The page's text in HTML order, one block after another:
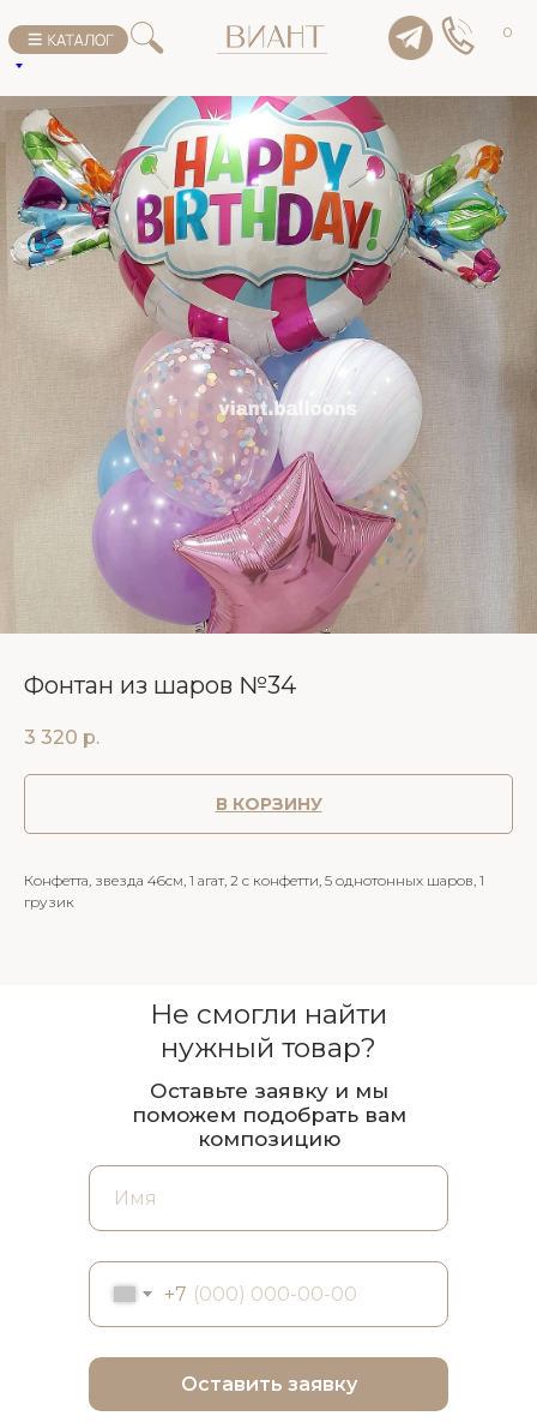
0
Фонтан из шаров №34
3 320 р.
В КОРЗИНУ
Конфетта, звезда 46см, 1 агат, 2 с конфетти, 5 однотонных шаров, 1
грузик
+7
Оставить заявку
Не смогли найти
нужный товар?
Оставьте заявку и мы
поможем подобрать вам
композицию